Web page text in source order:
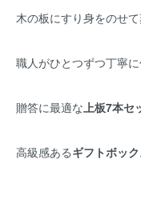
木の板にすり身をのせ
職人がひとつずつ丁寧
贈答に最適な 上板7本セ
高級感あるギフトボッ